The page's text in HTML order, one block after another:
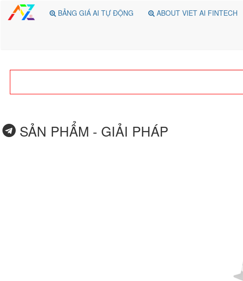
BẢNG GIÁ AI TỰ ĐỘNG ABOUT VIET AI FINTECH
SẢN PHẨM - GIẢI PHÁP